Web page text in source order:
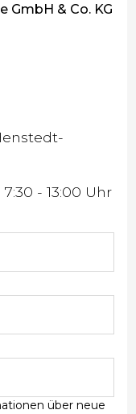
GmbH & Co. KG
- 13:00 Uhr
über neue